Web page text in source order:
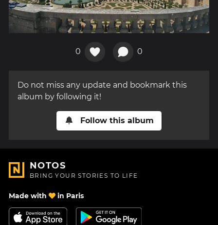
0 0
Do not miss any update and bookmark this
album by following it!
Follow this album
NOTOS
BRING YOUR STORIES TO LIFE
Made with in Paris